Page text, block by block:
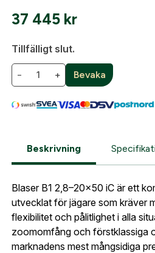
37 445 kr
Tillfälligt slut.
− + Bevaka
Beskrivning
Blaser B1 2,8–20x50 iC är ett
utvecklat för jägare som kräver
flexibilitet och pålitlighet i alla
zoomomfång och förstklassiga
marknadens mest mångsidiga
Logga in
Logga in för att handla med
fakturabetalning och tillgång
Skapa konto
Fyll i dina företags- eller
skapat. I vår FAQ hittar du
frågorna gällande Mitt konto.
Företag- eller
Org. nummer